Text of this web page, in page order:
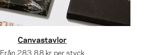
Canvastavlor
Från 283,88 kr per styck